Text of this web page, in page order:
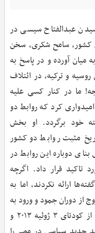
عبدالفتاح سیسی در
کشور، سامح شکری، سخن
میان آورده و در پاسخ به
و ترکیه، در ائتلاف
ما در کنار کسی علیه
کرد که روابط دو
خود برگردد. او بخش
مثبت روابط دو کشور
دوباره این روابط در
قرار داد. اگرچه
ارائه نکردند، اما به
از دوران جمود و ورود به
یک مرحله جدید قرار دارد. ترکیه بعد از کودتای ۳ ژوئیه ۲۰۱۳ و